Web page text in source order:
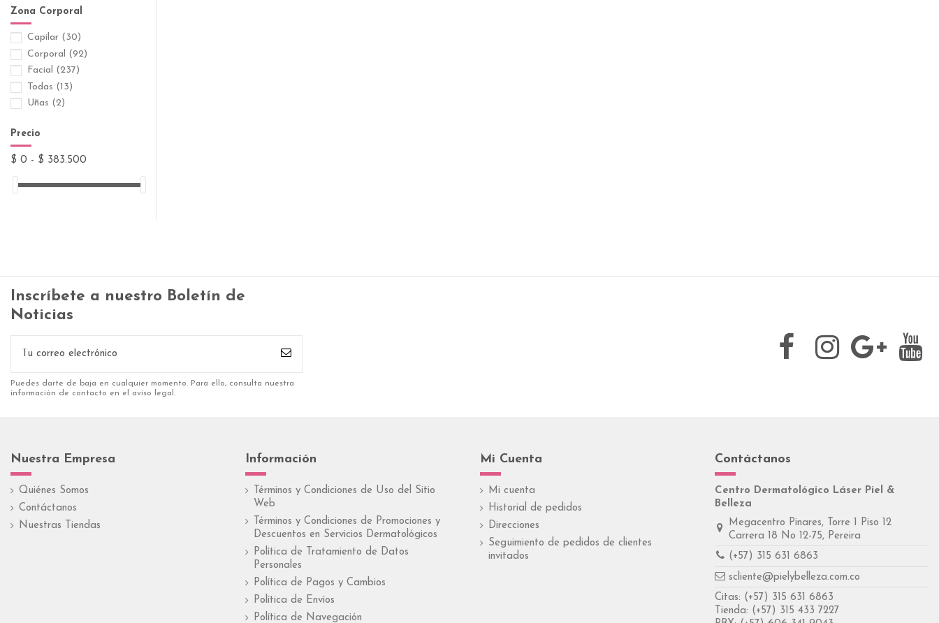
Inbiotech
(1)
Isdin
Isispharma(14)
La Roche-Posay
Medihealth
NovaDerma
Procaps
Siegfried
Suiphar(6)
Vichy(12)
Zona Corporal
Capilar (30)
Corporal (92)
Facial (237)
Todas (13)
Uñas (2)
Precio
$ 0 - $ 383.500
Inscríbete a nuestro Boletín de
Noticias
Puedes darte de baja en cualquier momento. Para ello, consulta nuestra
información de contacto en el aviso legal.
Nuestra Empresa
Quiénes Somos
Contáctanos
Nuestras Tiendas
Información
Términos y Condiciones de Uso del Sitio
Web
Términos y Condiciones de Promociones y
Descuentos en Servicios Dermatológicos
Política de Tratamiento de Datos
Personales
Política de Pagos y Cambios
Política de Envíos
Política de Navegación
Mi Cuenta
Mi cuenta
Historial de pedidos
Direcciones
Seguimiento de pedidos de clientes
invitados
Contáctanos
Centro Dermatológico Láser Piel &
Belleza
Megacentro Pinares, Torre 1 Piso 12
Carrera 18 No 12-75, Pereira
(+57) 315 631 6863
scliente@pielybelleza.com.co
Citas: (+57) 315 631 6863
Tienda: (+57) 315 433 7227